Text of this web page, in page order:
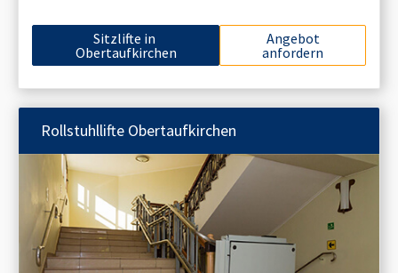
Sitzlifte in
Obertaufkirchen
Angebot
anfordern
Rollstuhllifte Obertaufkirchen